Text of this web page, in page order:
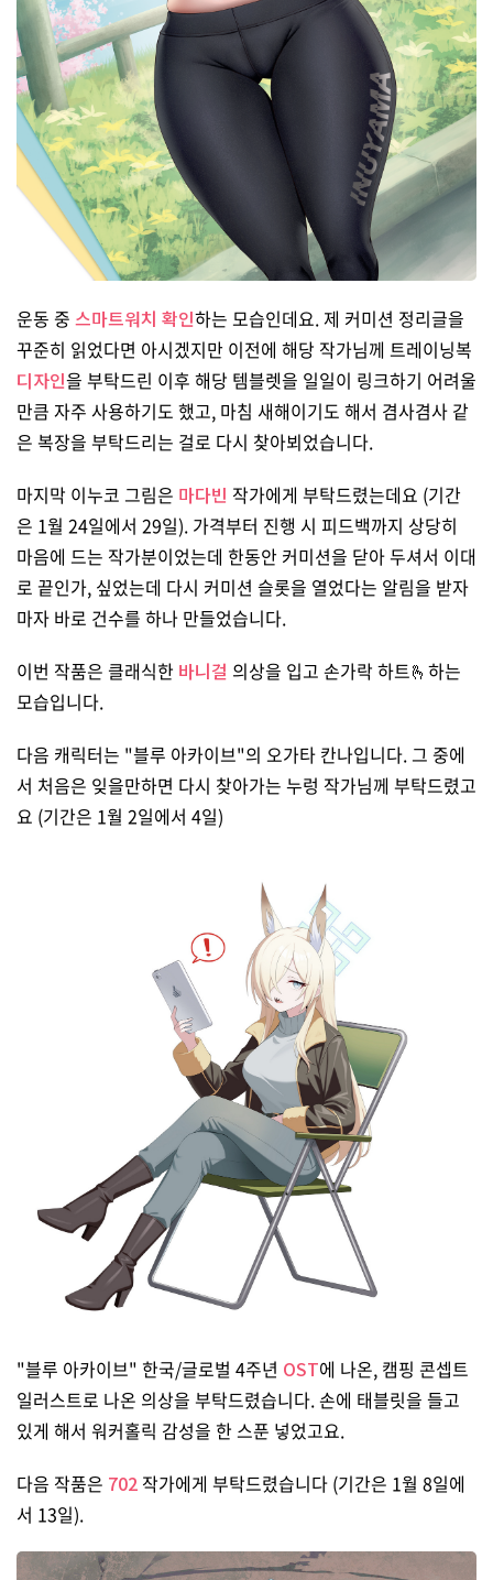
운동 중 스마트워치 확인하는 모습인데요. 제 커미션 정리글을
꾸준히 읽었다면 아시겠지만 이전에 해당 작가님께 트레이닝복
디자인을 부탁드린 이후 해당 템블렛을 일일이 링크하기 어려울
만큼 자주 사용하기도 했고, 마침 새해이기도 해서 겸사겸사 같
은 복장을 부탁드리는 걸로 다시 찾아뵈었습니다.
마지막 이누코 그림은 마다빈 작가에게 부탁드렸는데요 (기간
은 1월 24일에서 29일). 가격부터 진행 시 피드백까지 상당히
마음에 드는 작가분이었는데 한동안 커미션을 닫아 두셔서 이대
로 끝인가, 싶었는데 다시 커미션 슬롯을 열었다는 알림을 받자
마자 바로 건수를 하나 만들었습니다.
이번 작품은 클래식한 바니걸 의상을 입고 손가락 하트🫰하는
모습입니다.
다음 캐릭터는 "블루 아카이브"의 오가타 칸나입니다. 그 중에
서 처음은 잊을만하면 다시 찾아가는 누렁 작가님께 부탁드렸고
요 (기간은 1월 2일에서 4일)
"블루 아카이브" 한국/글로벌 4주년 OST에 나온, 캠핑 콘셉트
일러스트로 나온 의상을 부탁드렸습니다. 손에 태블릿을 들고
있게 해서 워커홀릭 감성을 한 스푼 넣었고요.
다음 작품은 702 작가에게 부탁드렸습니다 (기간은 1월 8일에
서 13일).